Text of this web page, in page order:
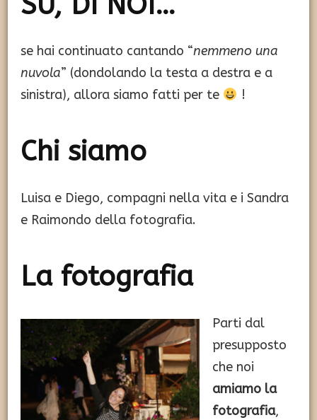
se hai continuato cantando “nemmeno una
nuvola” (dondolando la testa a destra e a
sinistra), allora siamo fatti per te
!
Chi siamo
Luisa e Diego, compagni nella vita e i Sandra
e Raimondo della fotografia.
La fotografia
Parti dal
presupposto
che noi
amiamo la
fotografia,